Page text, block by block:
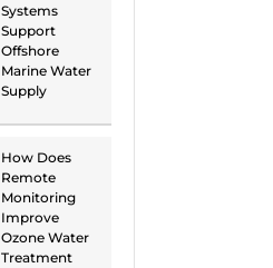
Systems
Support
Offshore
Marine Water
Supply
How Does
Remote
Monitoring
Improve
Ozone Water
Treatment